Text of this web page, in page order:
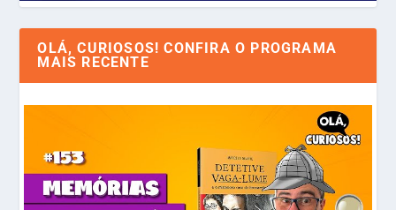
OLÁ, CURIOSOS! CONFIRA O PROGRAMA
MAIS RECENTE